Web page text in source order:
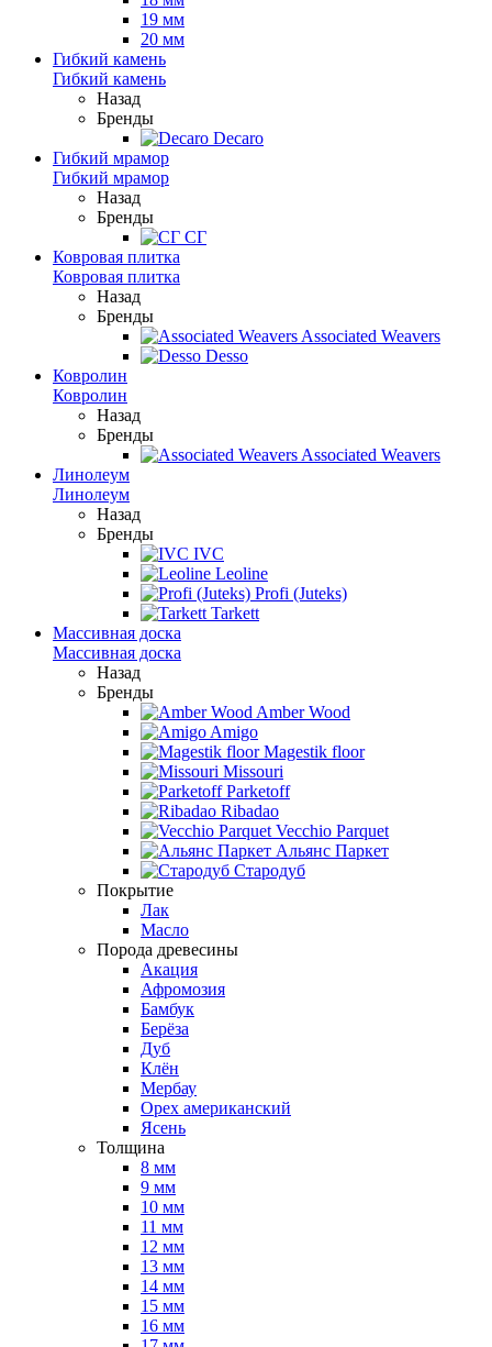
19 мм
20 мм
Гибкий камень
Гибкий камень
Назад
Бренды
Decaro
Гибкий мрамор
Гибкий мрамор
Назад
Бренды
СГ
Ковровая плитка
Ковровая плитка
Назад
Бренды
Associated Weavers
Desso
Ковролин
Ковролин
Назад
Бренды
Associated Weavers
Линолеум
Линолеум
Назад
Бренды
IVC
Leoline
Profi (Juteks)
Tarkett
Массивная доска
Массивная доска
Назад
Бренды
Amber Wood
Amigo
Magestik floor
Missouri
Parketoff
Ribadao
Vecchio Parquet
Альянс Паркет
Стародуб
Покрытие
Лак
Масло
Порода древесины
Акация
Афромозия
Бамбук
Берёза
Дуб
Клён
Мербау
Орех американский
Ясень
Толщина
8 мм
9 мм
10 мм
11 мм
12 мм
13 мм
14 мм
15 мм
16 мм